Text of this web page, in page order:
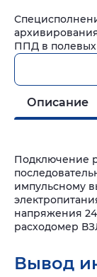
ППД в полевых
Описание
Подключение
импульсному
напряжения
расходомер
Вывод